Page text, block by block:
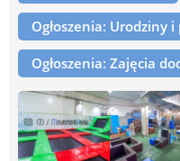
Ogłoszenia: Urodziny
Ogłoszenia: Zajęcia